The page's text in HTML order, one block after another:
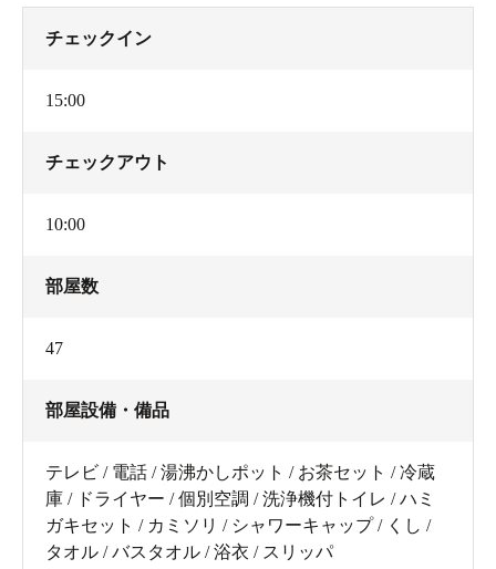
チェックイン
15:00
チェックアウト
10:00
部屋数
47
部屋設備・備品
テレビ / 電話 / 湯沸かしポット / お茶セット / 冷蔵
庫 / ドライヤー / 個別空調 / 洗浄機付トイレ / ハミ
ガキセット / カミソリ / シャワーキャップ / くし /
タオル / バスタオル / 浴衣 / スリッパ